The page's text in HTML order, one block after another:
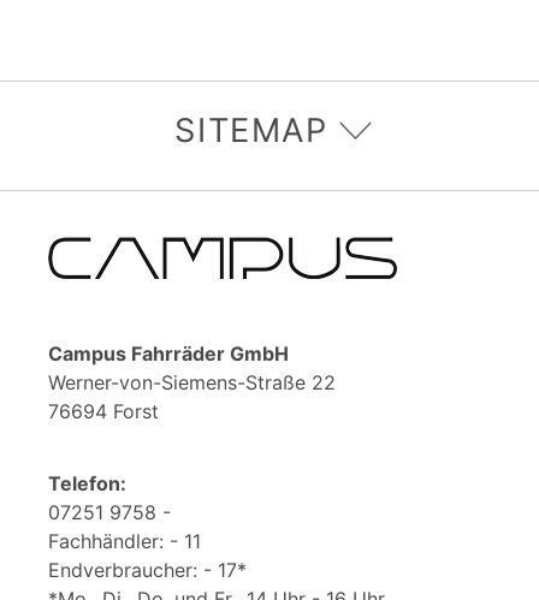
SITEMAP
Campus Fahrräder GmbH
Werner-von-Siemens-Straße 22
76694 Forst
Telefon:
07251 9758 -
Fachhändler: - 11
Endverbraucher: - 17*